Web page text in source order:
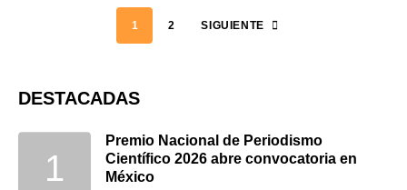
1 2 SIGUIENTE
DESTACADAS
Premio Nacional de Periodismo
Científico 2026 abre convocatoria en
México